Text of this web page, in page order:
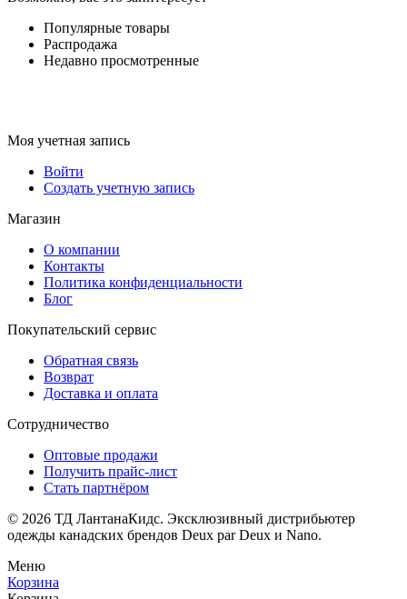
Популярные товары
Распродажа
Недавно просмотренные
Моя учетная запись
Войти
Создать учетную запись
Магазин
О компании
Контакты
Политика конфиденциальности
Блог
Покупательский сервис
Обратная связь
Возврат
Доставка и оплата
Сотрудничество
Оптовые продажи
Получить прайс-лист
Стать партнёром
© 2026 ТД ЛантанаКидс. Эксклюзивный дистрибьютер
одежды канадских брендов Deux par Deux и Nano.
Меню
Корзина